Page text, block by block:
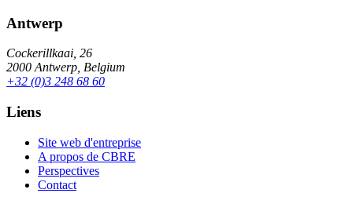
Antwerp
Cockerillkaai, 26
2000 Antwerp, Belgium
+32 (0)3 248 68 60
Liens
Site web d'entreprise
A propos de CBRE
Perspectives
Contact